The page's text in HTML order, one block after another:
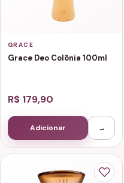
GRACE
Grace Deo Colônia 100ml
R$ 179,90
Adicionar →